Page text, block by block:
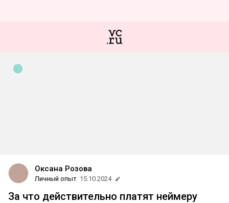
Оксана Розова
Личный опыт 15.10.2024
За что действительно платят неймеру